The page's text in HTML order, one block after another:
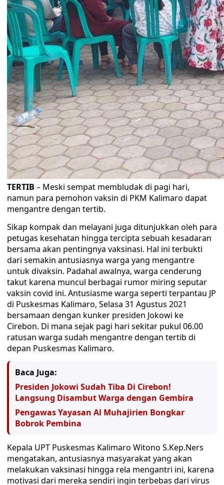
TERTIB – Meski sempat membludak di pagi hari,
namun para pemohon vaksin di PKM Kalimaro dapat
mengantre dengan tertib.
Sikap kompak dan melayani juga ditunjukkan oleh para
petugas kesehatan hingga tercipta sebuah kesadaran
bersama akan pentingnya vaksinasi. Hal ini terbukti
dari semakin antusiasnya warga yang mengantre
untuk divaksin. Padahal awalnya, warga cenderung
takut karena muncul berbagai rumor miring seputar
vaksin covid ini. Antusiasme warga seperti terpantau JP
di Puskesmas Kalimaro, Selasa 31 Agustus 2021
bersamaan dengan kunker presiden Jokowi ke
Cirebon. Di mana sejak pagi hari sekitar pukul 06.00
ratusan warga sudah mengantre dengan tertib di
depan Puskesmas Kalimaro.
Baca Juga:
Presiden Jokowi Sudah Tiba Di Cirebon!
Langsung Disambut Warga dengan Gembira
Pengawas Yayasan Al Muhajirien Bongkar
Bobrok Pembina
Kepala UPT Puskesmas Kalimaro Witono S.Kep.Ners
mengatakan, antusiasnya masyarakat yang akan
melakukan vaksinasi hingga rela mengantri ini, karena
motivasi dari mereka sendiri ingin terbebas dari virus